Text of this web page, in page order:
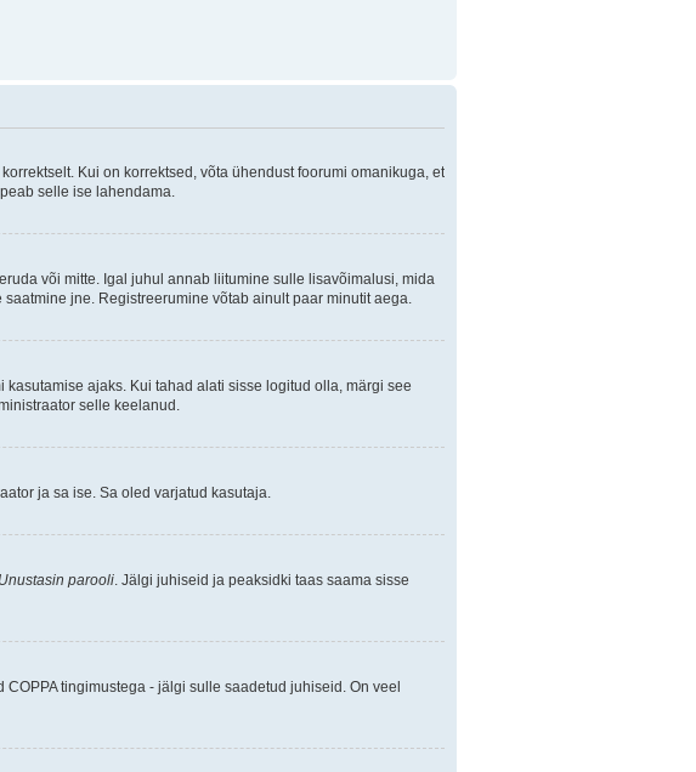
Kui on korrektsed, võta ühendust foorumi omanikuga, et
selle ise lahendama.
või mitte. Igal juhul annab liitumine sulle lisavõimalusi, mida
jne. Registreerumine võtab ainult paar minutit aega.
kasutamise ajaks. Kui tahad alati sisse logitud olla, märgi see
selle keelanud.
ja sa ise. Sa oled varjatud kasutaja.
Unustasin parooli. Jälgi juhiseid ja peaksidki taas saama sisse
tingimustega - jälgi sulle saadetud juhiseid. On veel